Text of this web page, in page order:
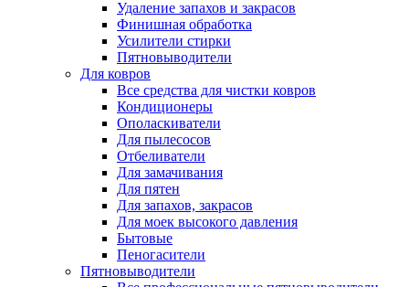
Удаление запахов и закрасов
Финишная обработка
Усилители стирки
Пятновыводители
Для ковров
Все средства для чистки ковров
Кондиционеры
Ополаскиватели
Для пылесосов
Отбеливатели
Для замачивания
Для пятен
Для запахов, закрасов
Для моек высокого давления
Бытовые
Пеногасители
Пятновыводители